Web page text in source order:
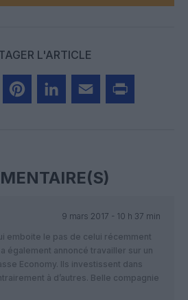
L'ARTICLE
9 mars 2017 - 10 h 37 min
emboite le pas de celui récemment
également annoncé travailler sur un
Economy. Ils investissent dans
à d’autres. Belle compagnie